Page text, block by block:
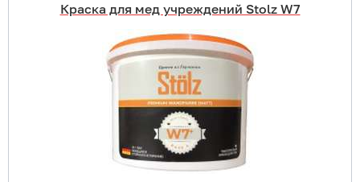
Краска для мед учреждений Stolz W7
Купить в 1 клик
В корзину
Подробнее